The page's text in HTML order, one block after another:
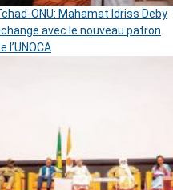
ONU: Mahamat Idriss Deby
avec le nouveau patron
l’UNOCA